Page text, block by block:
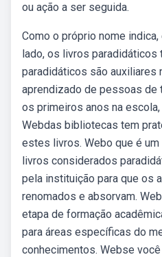
ou ação a ser seguida.
Como o próprio nome
lado, os livros paradidáticos
paradidáticos são auxiliares
aprendizado de pessoas de
os primeiros anos na
Webdas bibliotecas tem
estes livros. Webo que é
livros considerados
pela instituição para que os
renomados e absorvam.
etapa de formação
para áreas específicas do
conhecimentos. Webse